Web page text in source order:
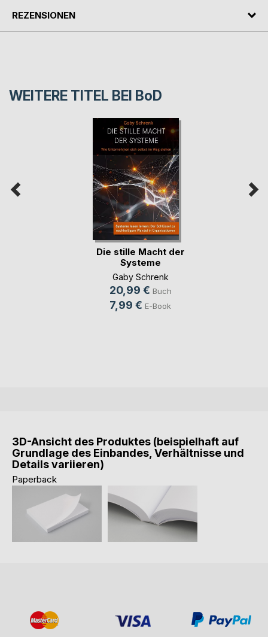
REZENSIONEN
WEITERE TITEL BEI BoD
Die stille Macht der
Systeme
Gaby Schrenk
20,99 € Buch
7,99 € E-Book
3D-Ansicht des Produktes (beispielhaft auf
Grundlage des Einbandes, Verhältnisse und
Details variieren)
Paperback